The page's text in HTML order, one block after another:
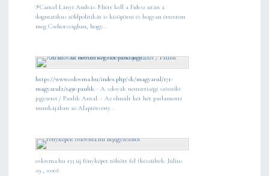
⚡️Cancel Lányi András: Miért kell a Fidesz után a
dogmatikus zöldpolitikát is kisöpörni és hogyan értettem
meg Csehországban, hogy...
https://www.oslovma.hu/index.php/sk/magyarul/171-
magyarul2/1491-paulik - A szlovák nemzetiségi szószóló
jegyzetei / Paulik Antal: - Az elmúlt két hét parlamenti
munkájában az Alaptörvény...
oslovma.hu 133 új fényképet töltött fel (készültek: Július
29., 2:00).